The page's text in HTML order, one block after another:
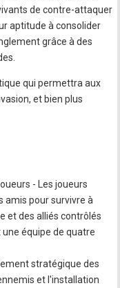
de contre-attaquer
aptitude à consolider
grâce à des
qui permettra aux
et bien plus
- Les joueurs
amis pour survivre à
et des alliés contrôlés
équipe de quatre
stratégique des
et l'installation